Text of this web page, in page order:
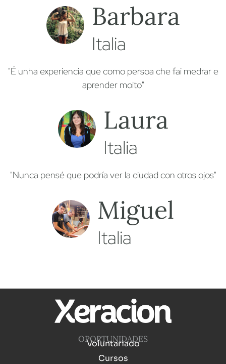
Barbara
Italia
"É unha experiencia que como persoa che fai medrar e
aprender moito"
Laura
Italia
"Nunca pensé que podría ver la ciudad con otros ojos"
Miguel
Italia
OPORTUNIDADES
Voluntariado
Cursos